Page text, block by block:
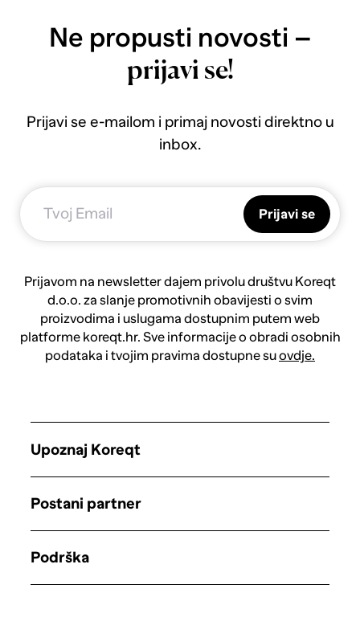
Ne propusti novosti –
prijavi se!
Prijavi se e-mailom i primaj novosti direktno u
inbox.
Prijavi se
Prijavom na newsletter dajem privolu društvu Koreqt
d.o.o. za slanje promotivnih obavijesti o svim
proizvodima i uslugama dostupnim putem web
platforme koreqt.hr. Sve informacije o obradi osobnih
podataka i tvojim pravima dostupne suovdje.
Upoznaj Koreqt
Postani partner
Podrška